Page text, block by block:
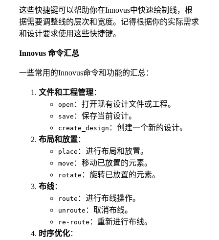
这些快捷键可以帮助你在Innovus中快速绘制线，根
据需要调整线的层次和宽度。记得根据你的实际需求
和设计要求使用这些快捷键。
Innovus 命令汇总
一些常用的Innovus命令和功能的汇总：
文件和工程管理：
open ：打开现有设计文件或工程。
save ：保存当前设计。
create_design ：创建一个新的设计。
布局和放置：
place ：进行布局和放置。
move ：移动已放置的元素。
rotate ：旋转已放置的元素。
布线：
route ：进行布线操作。
unroute ：取消布线。
re-route ：重新进行布线。
时序优化：